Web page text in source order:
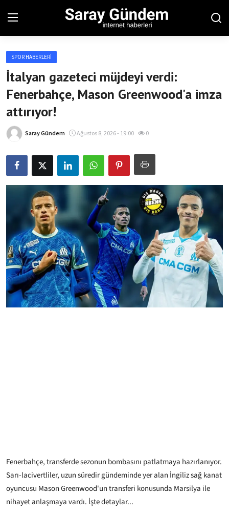
Ana Sayfa
Bölgesel
Son Dakika
Spor Haberleri
Teknoloji Haberleri
Magazin Haberleri
Dünya Haberleri
SPOR HABERLERI
İtalyan gazeteci müjdeyi verdi:
Fenerbahçe, Mason Greenwood'a imza
attırıyor!
Saray Gündem Ağustos 8, 2026 - 19:00 0
Fenerbahçe, transferde sezonun bombasını patlatmaya hazırlanıyor.
Sarı-lacivertliler, uzun süredir gündeminde yer alan İngiliz sağ kanat
oyuncusu Mason Greenwood'un transferi konusunda Marsilya ile
nihayet anlaşmaya vardı. İşte detaylar...